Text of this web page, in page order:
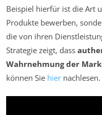
Beispiel hierfür ist die Art
Produkte bewerben,
die von ihren
Strategie zeigt, dass
Wahrnehmung der
können Sie hier nachlesen.